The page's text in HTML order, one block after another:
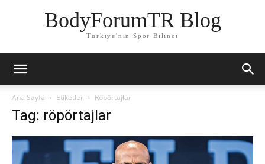
BodyForumTR Blog
Türkiye'nin Spor Bilinci
Ana Sayfa Etiketler Röpörtajlar
Tag: röpörtajlar